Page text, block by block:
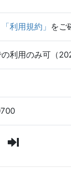
「利用規約」 をご
利用のみ可（